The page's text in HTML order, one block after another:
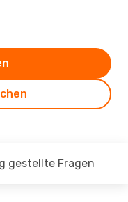
gestellte Fragen